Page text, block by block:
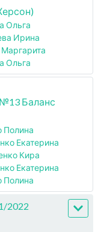
Ольга
Ирина
Ольга
Баланс
Полина
Екатерина
Кира
Екатерина
Полина
2022